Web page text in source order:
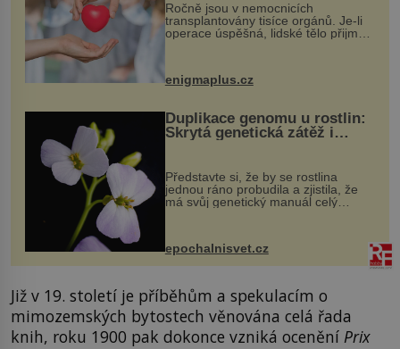
Ročně jsou v nemocnicích
transplantovány tisíce orgánů. Je-li
operace úspěšná, lidské tělo přijme
enigmaplus.cz
Duplikace genomu u rostlin:
Skrytá genetická zátěž i
Představte si, že by se rostlina
jednou ráno probudila a zjistila, že
má svůj genetický manuál celý
vstupenka...
epochalnisvet.cz
Již v 19. století je příběhům a spekulacím o
mimozemských bytostech věnována celá řada
knih, roku 1900 pak dokonce vzniká ocenění Prix